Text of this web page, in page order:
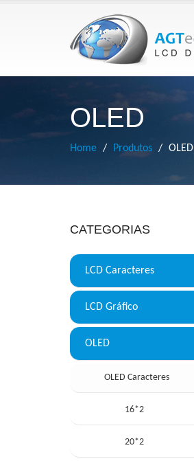
OLED
Home Produtos OLED
CATEGORIAS
LCD Caracteres
LCD Gráfico
OLED
OLED Caracteres
16*2
20*2